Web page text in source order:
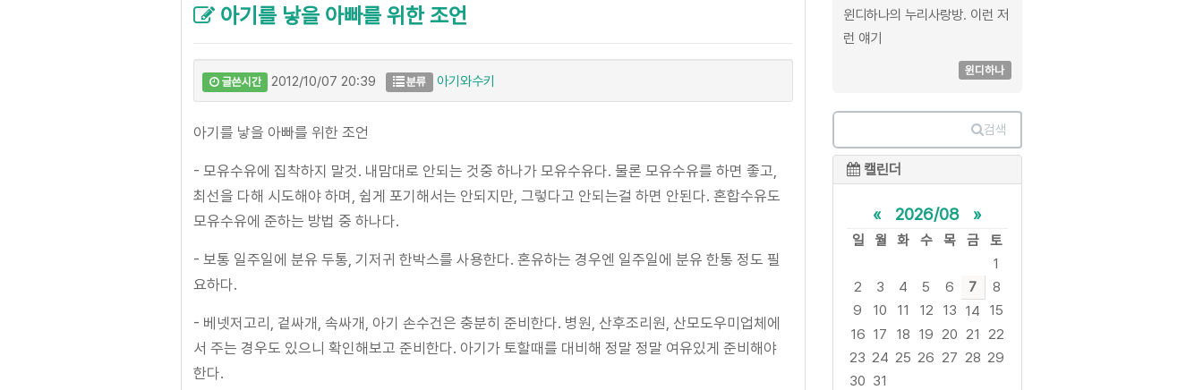
아기를 낳을 아빠를 위한 조언
글쓴시간 2012/10/07 20:39 분류 아기와수키
아기를 낳을 아빠를 위한 조언
- 모유수유에 집착하지 말것. 내맘대로 안되는 것중 하나가 모유수유다. 물론 모유수유를 하면 좋고,
최선을 다해 시도해야 하며, 쉽게 포기해서는 안되지만, 그렇다고 안되는걸 하면 안된다. 혼합수유도
모유수유에 준하는 방법 중 하나다.
- 보통 일주일에 분유 두통, 기저귀 한박스를 사용한다. 혼유하는 경우엔 일주일에 분유 한통 정도 필
요하다.
- 베넷저고리, 겉싸개, 속싸개, 아기 손수건은 충분히 준비한다. 병원, 산후조리원, 산모도우미업체에
서 주는 경우도 있으니 확인해보고 준비한다. 아기가 토할때를 대비해 정말 정말 여유있게 준비해야
한다.
윈디하나의 누리사랑방. 이런 저
런 얘기
윈디하나
검색
캘린더
« 2026/08 »
일 월 화 수 목 금
토
1
2
3 4 5 6 7
8
9
10 11 12 13 14
15
16 17 18 19 20 21
22
23 24 25 26 27 28 29
30 31